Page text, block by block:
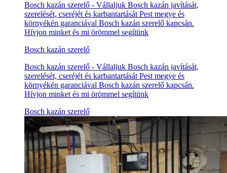
Bosch kazán szerelő - Vállaljuk Bosch kazán javítását,
szerelését, cseréjét és karbantartását Pest megye és
környékén garanciával Bosch kazán szerelő kapcsán.
Hívjon minket és mi örömmel segítünk
Bosch kazán szerelő
Bosch kazán szerelő - Vállaljuk Bosch kazán javítását,
szerelését, cseréjét és karbantartását Pest megye és
környékén garanciával Bosch kazán szerelő kapcsán.
Hívjon minket és mi örömmel segítünk
Bosch kazán szerelő